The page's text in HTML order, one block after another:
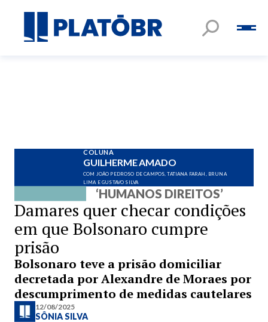
COLUNA
GUILHERME AMADO
COM JOÃO PEDROSO DE CAMPOS, TATIANA FARAH, BRUNA
LIMA E GUSTAVO SILVA
‘HUMANOS DIREITOS’
Damares quer checar condições
em que Bolsonaro cumpre
prisão
Bolsonaro teve a prisão domiciliar
decretada por Alexandre de Moraes por
descumprimento de medidas cautelares
12/08/2025
SÔNIA SILVA